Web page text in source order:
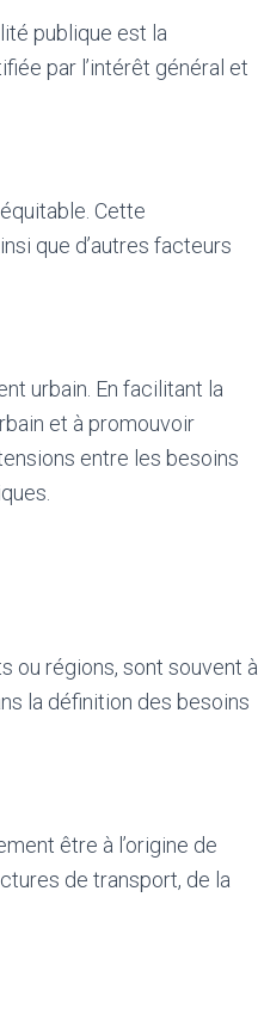
publique est la
par l’intérêt général et
Cette
que d’autres facteurs
urbain. En facilitant la
et à promouvoir
entre les besoins
ou régions, sont souvent à
la définition des besoins
être à l’origine de
de transport, de la